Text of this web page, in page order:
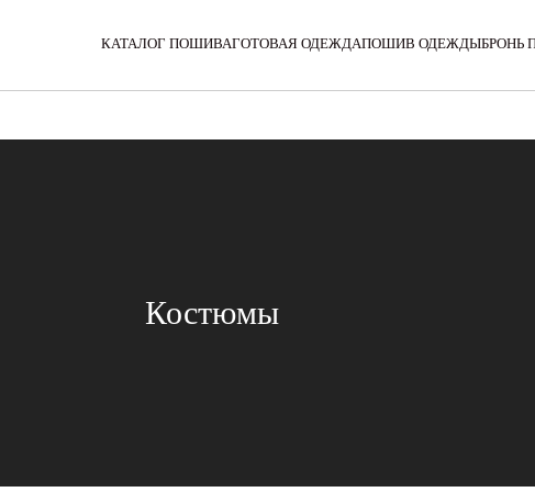
КАТАЛОГ ПОШИВАГОТОВАЯ ОДЕЖДАПОШИВ ОДЕЖДЫБРОНЬ
Костюмы